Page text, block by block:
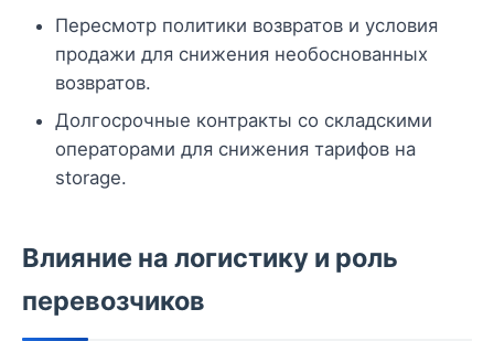
Пересмотр политики возвратов и условия
продажи для снижения необоснованных
возвратов.
Долгосрочные контракты со складскими
операторами для снижения тарифов на
storage.
Влияние на логистику и роль
перевозчиков